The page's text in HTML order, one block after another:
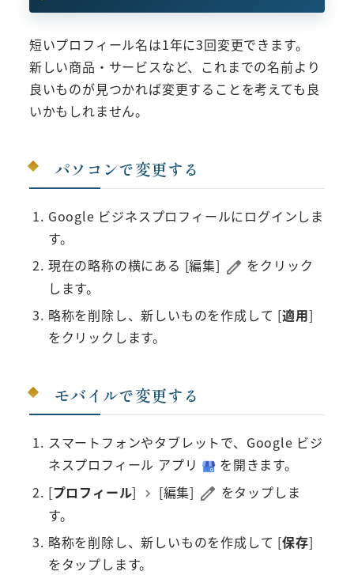
短いプロフィール名は1年に3回変更できます。
新しい商品・サービスなど、これまでの名前より
良いものが見つかれば変更することを考えても良
いかもしれません。
パソコンで変更する
Google ビジネスプロフィールにログインしま
す。
現在の略称の横にある [編集]
をクリック
します。
略称を削除し、新しいものを作成して [適用]
をクリックします。
モバイルで変更する
スマートフォンやタブレットで、Google ビジ
ネスプロフィール アプリ
を開きます。
[プロフィール] [編集]
をタップしま
す。
略称を削除し、新しいものを作成して [保存]
をタップします。